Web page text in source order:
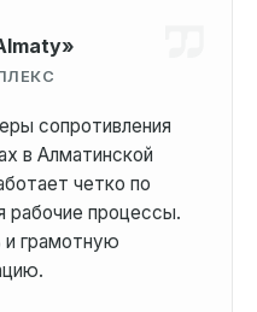
сопротивления
в Алматинской
четко по
рабочие процессы.
и грамотную